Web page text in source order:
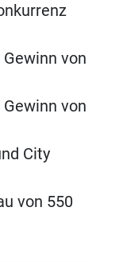
von
von
City
von 550